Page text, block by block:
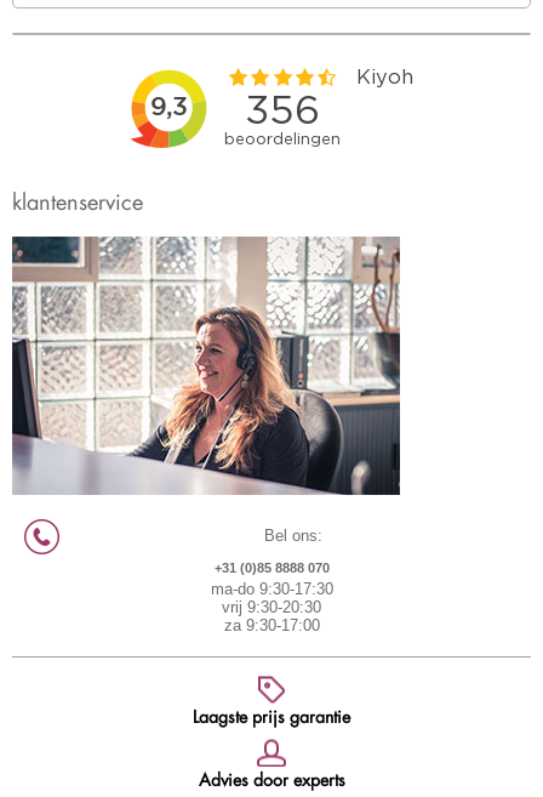
klantenservice
Bel ons:
+31 (0)85 8888 070
ma-do 9:30-17:30
vrij 9:30-20:30
za 9:30-17:00
Laagste prijs garantie
Advies door experts